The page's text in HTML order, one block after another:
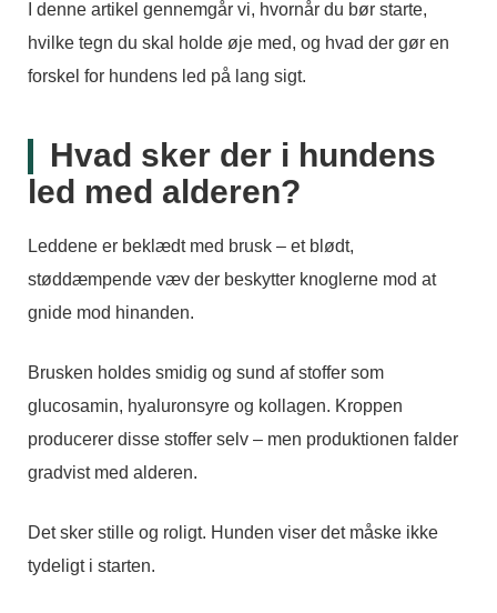
I denne artikel gennemgår vi, hvornår du bør starte,
hvilke tegn du skal holde øje med, og hvad der gør en
forskel for hundens led på lang sigt.
Hvad sker der i hundens
led med alderen?
Leddene er beklædt med brusk – et blødt,
støddæmpende væv der beskytter knoglerne mod at
gnide mod hinanden.
Brusken holdes smidig og sund af stoffer som
glucosamin, hyaluronsyre og kollagen. Kroppen
producerer disse stoffer selv – men produktionen falder
gradvist med alderen.
Det sker stille og roligt. Hunden viser det måske ikke
tydeligt i starten.